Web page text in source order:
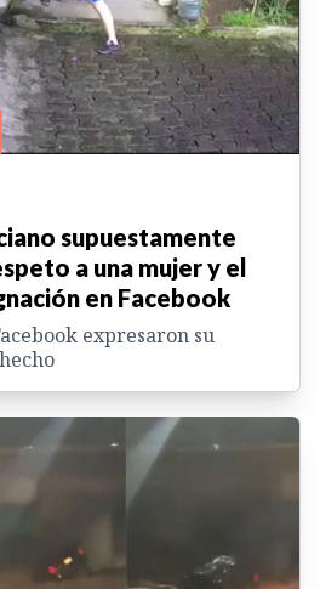
supuestamente
a una mujer y el
en Facebook
expresaron su